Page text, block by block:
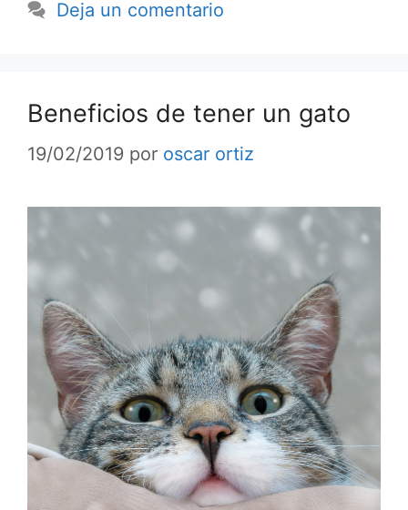
Deja un comentario
Beneficios de tener un gato
19/02/2019 por oscar ortiz